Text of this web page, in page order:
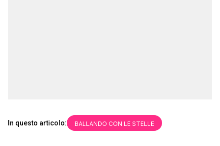
In questo articolo: BALLANDO CON LE STELLE